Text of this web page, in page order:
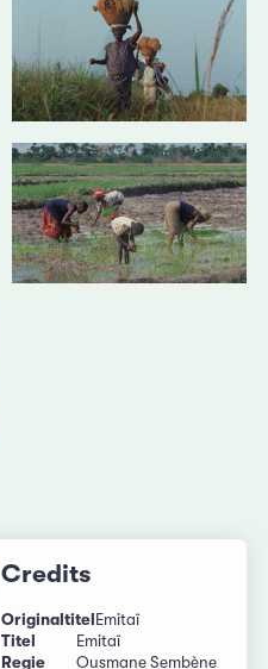
Credits
OriginaltitelEmitaï
Titel
Emitaï
Regie
Ousmane Sembène